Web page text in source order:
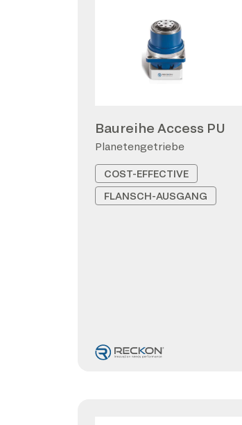
Baureihe Access PU
Planetengetriebe
COST-EFFECTIVE
FLANSCH-AUSGANG